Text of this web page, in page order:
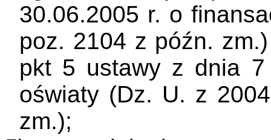
30.06.2005 r. o
poz. 2104 z późn.
pkt 5 ustawy z dnia
oświaty (Dz. U. z
zm.);